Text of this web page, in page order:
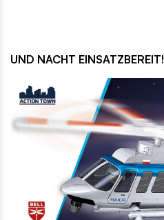
UND NACHT EINSATZBEREIT!